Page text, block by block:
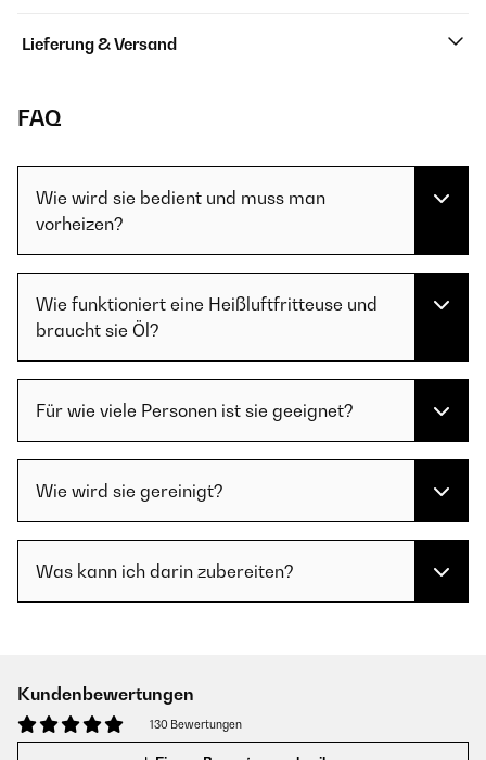
Lieferung & Versand
FAQ
Wie wird sie bedient und muss man
vorheizen?
Wie funktioniert eine Heißluftfritteuse und
braucht sie Öl?
Für wie viele Personen ist sie geeignet?
Wie wird sie gereinigt?
Was kann ich darin zubereiten?
Kundenbewertungen
130 Bewertungen